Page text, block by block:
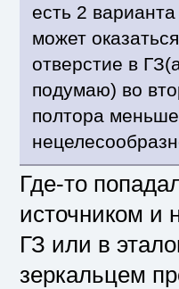
есть 2
может
отверстие в
подумаю) во
полтора
Где-то
источником и
ГЗ или в
зеркальцем